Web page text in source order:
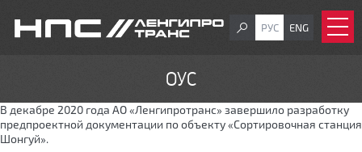
РУС ENG
ОУС
В декабре 2020 года АО «Ленгипротранс» завершило разработку
предпроектной документации по объекту «Сортировочная станция
Шонгуй».